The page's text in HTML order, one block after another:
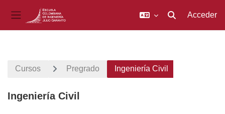
Panel lateral Selector de
Acceder
Cursos Pregrado Ingeniería Civil
Ingeniería Civil